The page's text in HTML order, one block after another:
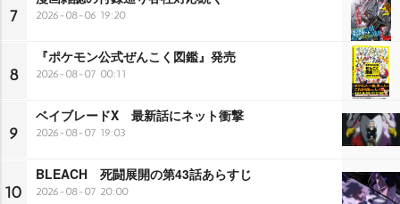
7 2026-08-06 19:20
8
『ポケモン公式ぜんこく図鑑』発売
2026-08-07 00:11
9
ベイブレードX 最新話にネット衝撃
2026-08-07 19:03
10
BLEACH 死闘展開の第43話あらすじ
2026-08-07 20:00